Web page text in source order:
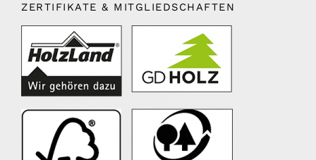
ZERTIFIKATE & MITGLIEDSCHAFTEN